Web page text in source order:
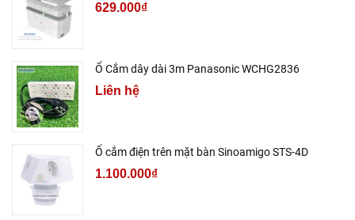
629.000₫
Ổ Cắm dây dài 3m Panasonic WCHG2836
Liên hệ
Ổ cắm điện trên mặt bàn Sinoamigo STS-4D
1.100.000₫